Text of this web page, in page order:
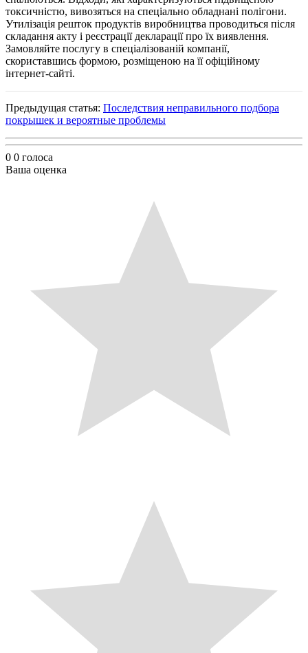
токсичністю, вивозяться на спеціально обладнані полігони.
Утилізація решток продуктів виробництва проводиться після
складання акту і реєстрації декларації про їх виявлення.
Замовляйте послугу в спеціалізованій компанії,
скориставшись формою, розміщеною на її офіційному
інтернет-сайті.
Предыдущая статья: Последствия неправильного подбора
покрышек и вероятные проблемы
0 0 голоса
Ваша оценка